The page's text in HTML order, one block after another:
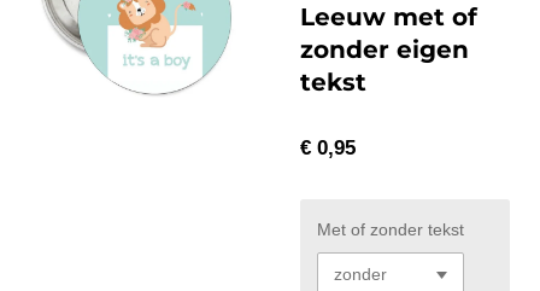
Leeuw met of
zonder eigen
tekst
€ 0,95
Met of zonder tekst